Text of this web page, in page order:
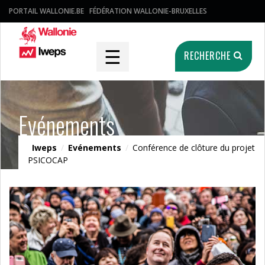
PORTAIL WALLONIE.BE FÉDÉRATION WALLONIE-BRUXELLES
☰ RECHERCHE
Evénements
Iweps / Evénements / Conférence de clôture du projet
PSICOCAP